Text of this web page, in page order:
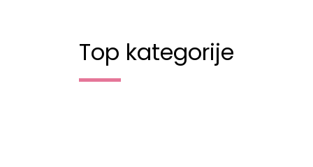
Top kategorije